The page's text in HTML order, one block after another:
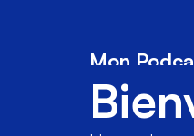
Mon